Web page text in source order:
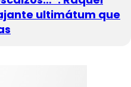
ultimátum que